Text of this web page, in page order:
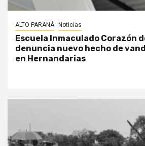
ALTO PARANÁ Noticias
Escuela Inmaculado Corazón
denuncia nuevo hecho de
en Hernandarias